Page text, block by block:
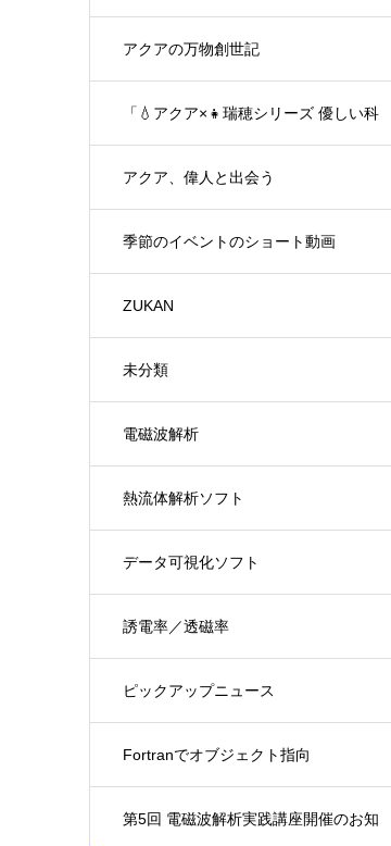
アクアの万物創世記
「💧アクア×👧瑞穂シリーズ 優しい科
学の対話」
アクア、偉人と出会う
季節のイベントのショート動画
ZUKAN
未分類
電磁波解析
熱流体解析ソフト
データ可視化ソフト
誘電率／透磁率
ピックアップニュース
Fortranでオブジェクト指向
第5回 電磁波解析実践講座開催のお知